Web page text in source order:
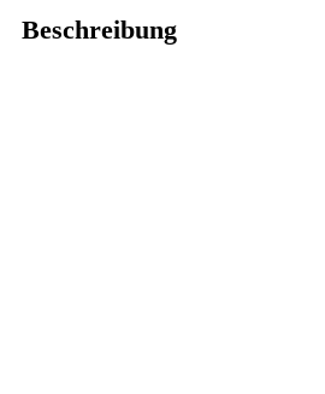
Beschreibung